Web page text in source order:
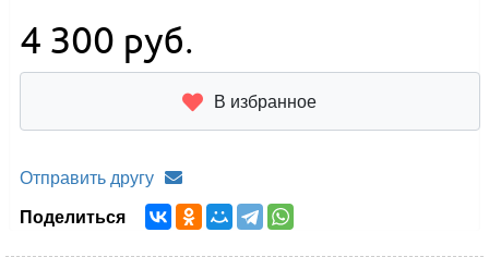
4 300 руб.
В избранное
Отправить другу
Поделиться